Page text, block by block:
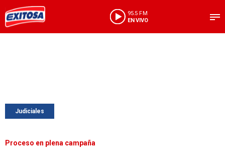
95.5 FM
EN VIVO
Judiciales
Proceso en plena campaña